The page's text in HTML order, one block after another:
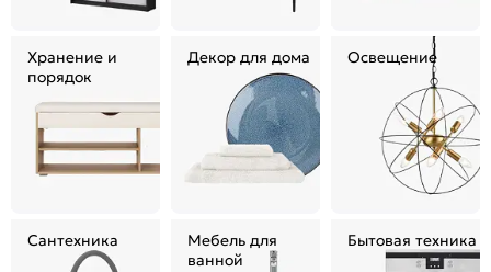
Хранение и
порядок
Декор для дома Освещение
Сантехника
Мебель для
ванной
Бытовая техника